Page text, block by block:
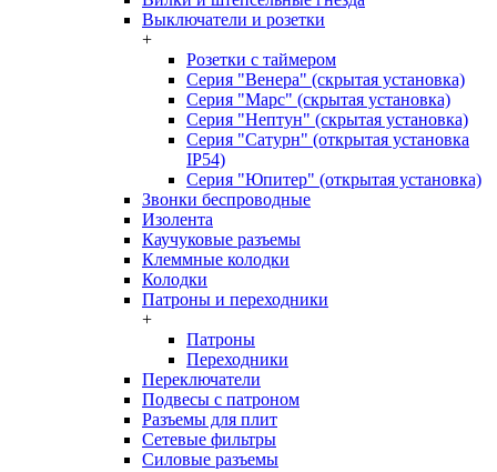
Выключатели и розетки
+
Розетки с таймером
Серия "Венера" (скрытая установка)
Серия "Марс" (скрытая установка)
Серия "Нептун" (скрытая установка)
Серия "Сатурн" (открытая установка
IP54)
Серия "Юпитер" (открытая установка)
Звонки беспроводные
Изолента
Каучуковые разъемы
Клеммные колодки
Колодки
Патроны и переходники
+
Патроны
Переходники
Переключатели
Подвесы с патроном
Разъемы для плит
Сетевые фильтры
Силовые разъемы